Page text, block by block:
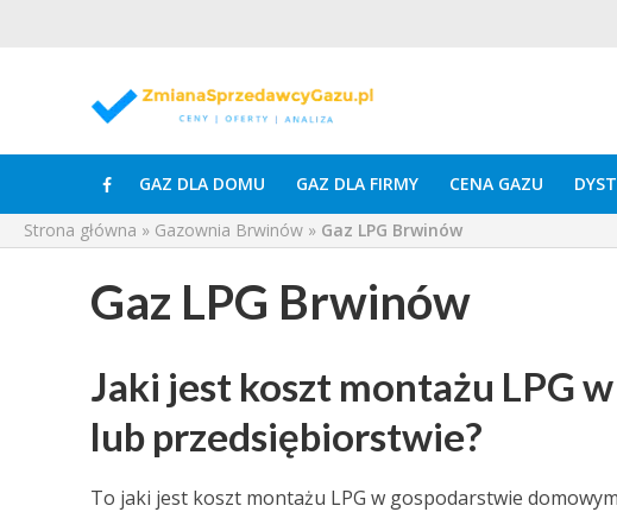
GAZ DLA DOMU GAZ DLA FIRMY CENA GAZU
Strona główna » Gazownia Brwinów » Gaz LPG Brwinów
Gaz LPG Brwinów
Jaki jest koszt montażu LPG
lub przedsiębiorstwie?
To jaki jest koszt montażu LPG w gospodarstwie